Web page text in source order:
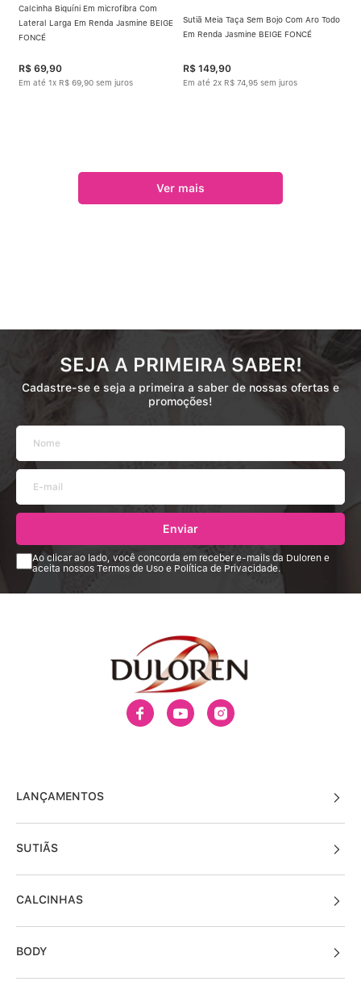
Calcinha Biquíni Em microfibra Com
Lateral Larga Em Renda Jasmine BEIGE
FONCÉ
R$ 69,90
Em até 1x R$ 69 90 sem juros
Sutiã Meia Taça Sem Bojo Com Aro Todo
Em Renda Jasmine BEIGE FONCÉ
R$ 149,90
Em até 2x R$ 74 95 sem juros
SEJA A PRIMEIRA SABER!
Cadastre-se e seja a primeira a saber de nossas ofertas e
promoções!
Enviar
Ao clicar ao lado, você concorda em receber e-mails da Duloren e
aceita nossos Termos de Uso e Política de Privacidade.
LANÇAMENTOS
SUTIÃS
CALCINHAS
BODY